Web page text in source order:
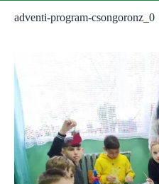
adventi-program-csongoronz_0